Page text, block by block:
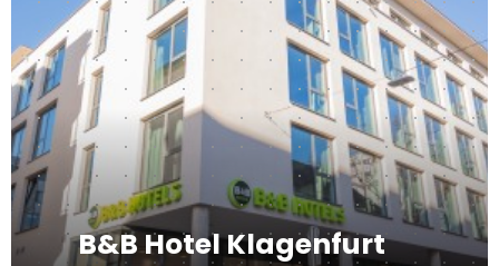
B&B Hotel Klagenfurt